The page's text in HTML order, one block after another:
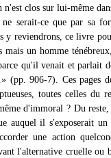
clos sur lui-même
serait-ce que par sa
y reviendrons, ce livre
mais un homme
qu'il venait et parlait
(pp. 906-7). Ces pages
toutes celles du
d'immoral ? Du
auquel il s'exposerait
une action
l'alternative cruelle